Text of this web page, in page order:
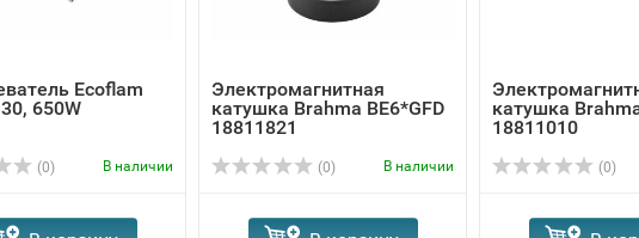
Ecoflam
650W
(0) В наличии
Электромагнитная
катушка Brahma BE6*GFD
18811821
(0) В наличии
катушка
18811010
(0)